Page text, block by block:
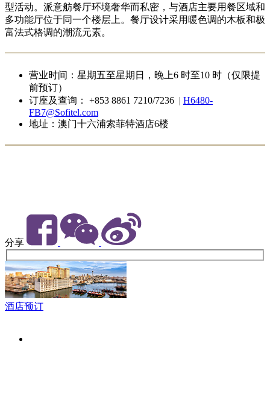
型活动。派意舫餐厅环境奢华而私密，与酒店主要用餐区域和
多功能厅位于同一个楼层上。餐厅设计采用暖色调的木板和极
富法式格调的潮流元素。
营业时间：星期五至星期日，晚上6 时至10 时（仅限提
前预订）
订座及查询： +853 8861 7210/7236 | H6480-
FB7@Sofitel.com
地址：澳门十六浦索菲特酒店6楼
分享
酒店预订